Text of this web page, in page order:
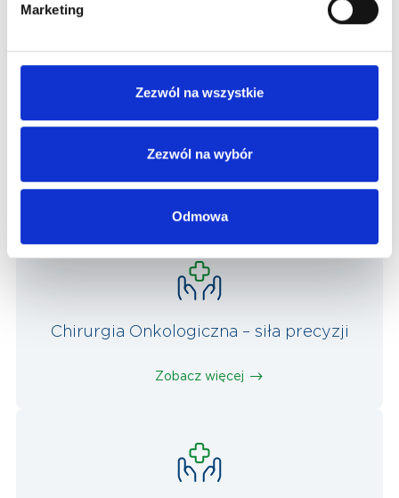
Marketing
Zezwól na wszystkie
Zezwól na wybór
Odmowa
Chirurgiczne zabiegi małoinwazyjne z
myślą o Twoim komforcie
Chirurgia Onkologiczna – siła precyzji
Zobacz więcej